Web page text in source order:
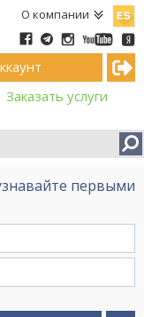
О компании
Заказать услуги
первыми